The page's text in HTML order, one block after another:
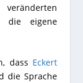
die eigene
dass Eckert
die Sprache